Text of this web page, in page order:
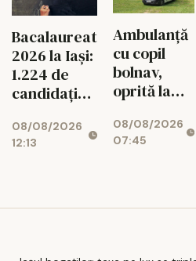
Bacalaureat
2026 la Iași:
1.224 de
candidați
examen
08/08/2026
12:13
Ambulanță
cu copil
bolnav,
oprită la
face
verificări
08/08/2026
07:45